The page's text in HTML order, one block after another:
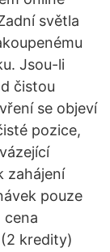
světla
Jsou-li
čistou
se objeví
pozice,
zahájení
pouze
cena
kredity)